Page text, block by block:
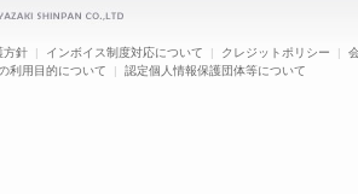
方針 | インボイス制度対応について | クレジットポリシー |
利用目的について | 認定個人情報保護団体等について